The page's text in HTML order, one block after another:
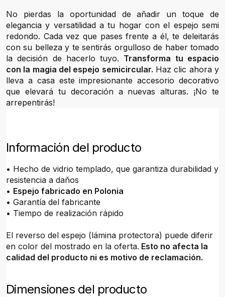
No pierdas la oportunidad de añadir un toque de
elegancia y versatilidad a tu hogar con el espejo semi
redondo. Cada vez que pases frente a él, te deleitarás
con su belleza y te sentirás orgulloso de haber tomado
la decisión de hacerlo tuyo. Transforma tu espacio
con la magia del espejo semicircular. Haz clic ahora y
lleva a casa este impresionante accesorio decorativo
que elevará tu decoración a nuevas alturas. ¡No te
arrepentirás!
Información del producto
• Hecho de vidrio templado, que garantiza durabilidad y
resistencia a daños
• Espejo fabricado en Polonia
• Garantía del fabricante
• Tiempo de realización rápido
El reverso del espejo (lámina protectora) puede diferir
en color del mostrado en la oferta. Esto no afecta la
calidad del producto ni es motivo de reclamación.
Dimensiones del producto